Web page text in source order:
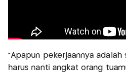
"Apapun pekerjaannya adalah
harus nanti angkat orang